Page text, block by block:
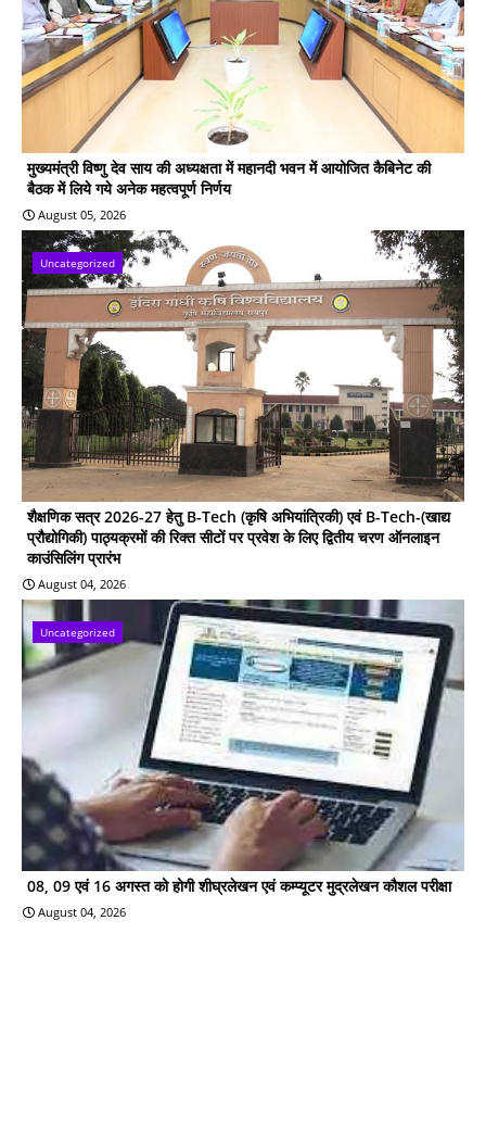
मुख्यमंत्री विष्णु देव साय की अध्यक्षता में महानदी भवन में आयोजित कैबिनेट की
बैठक में लिये गये अनेक महत्वपूर्ण निर्णय
August 05, 2026
Uncategorized
शैक्षणिक सत्र 2026-27 हेतु B-Tech (कृषि अभियांत्रिकी) एवं B-Tech-(खाद्य
प्रौद्योगिकी) पाठ्यक्रमों की रिक्त सीटों पर प्रवेश के लिए द्वितीय चरण ऑनलाइन
काउंसिलिंग प्रारंभ
August 04, 2026
Uncategorized
08, 09 एवं 16 अगस्त को होगी शीघ्रलेखन एवं कम्प्यूटर मुद्रलेखन कौशल परीक्षा
August 04, 2026